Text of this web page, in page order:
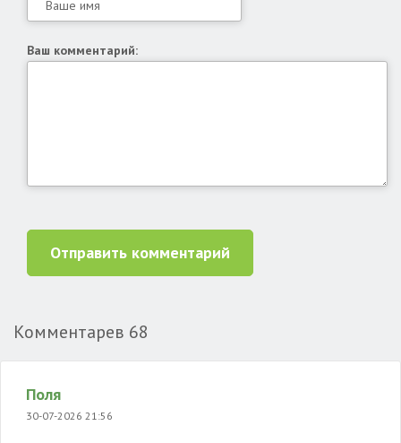
Ваш комментарий:
Отправить комментарий
Комментарев 68
Поля
30-07-2026 21:56